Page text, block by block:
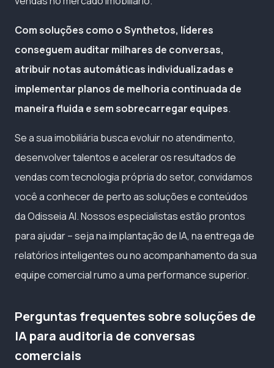
Com soluções como o Synthetos, líderes
conseguem auditar milhares de conversas,
atribuir notas automáticas individualizadas e
implementar planos de melhoria continuada de
maneira fluida e sem sobrecarregar equipes.
Se a sua imobiliária busca evoluir no atendimento,
desenvolver talentos e acelerar os resultados de
vendas com tecnologia própria do setor, convidamos
você a conhecer de perto as soluções e conteúdos
da Odisseia AI. Nossos especialistas estão prontos
para ajudar – seja na implantação de IA, na entrega de
relatórios inteligentes ou no acompanhamento da sua
equipe comercial rumo a uma performance superior.
Perguntas frequentes sobre soluções de
IA para auditoria de conversas
comerciais